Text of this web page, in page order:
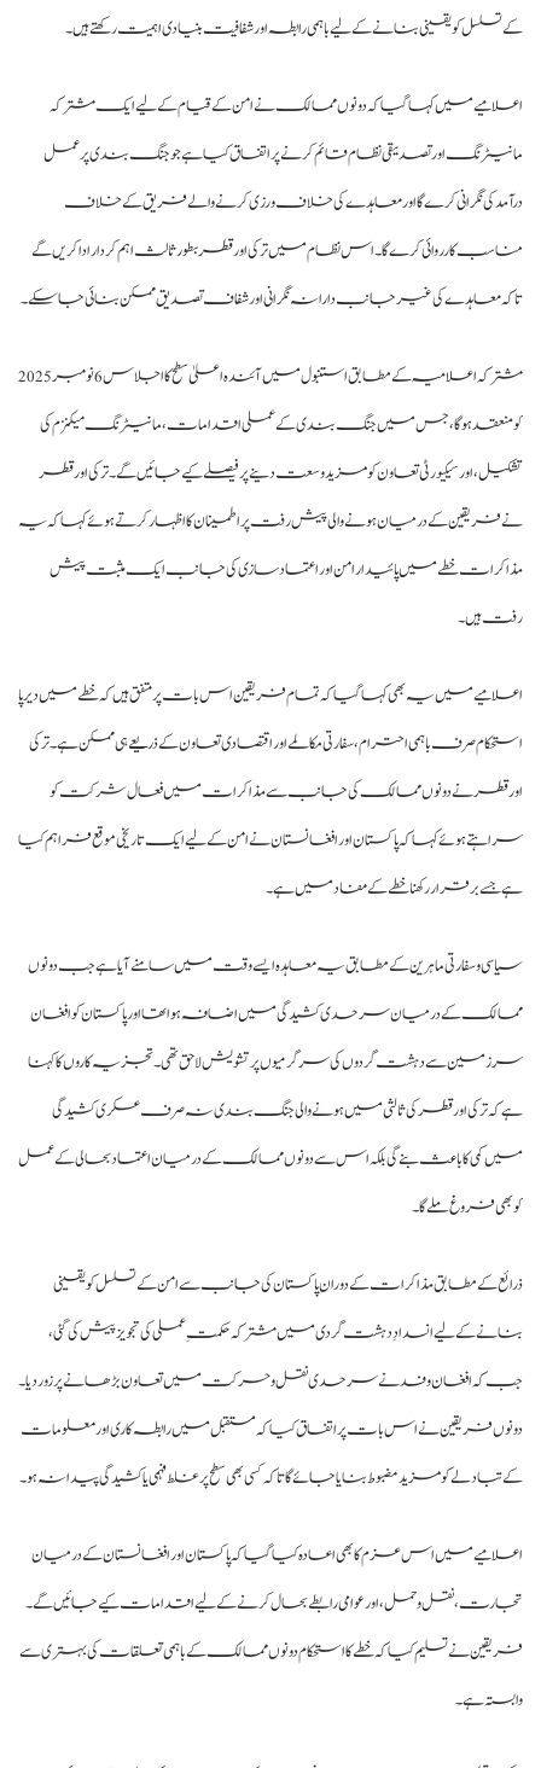
تسلسل کو یقینی بنانے کے لیے باہمی رابطہ اور شفافیت بنیادی اہمیت رکھتے ہیں۔
میں کہا گیا کہ دونوں ممالک نے امن کے قیام کے لیے ایک مشترکہ
اور تصدیقی نظام قائم کرنے پر اتفاق کیا ہے جو جنگ بندی پر عمل
کی نگرانی کرے گا اور معاہدے کی خلاف ورزی کرنے والے فریق کے خلاف
کارروائی کرے گا۔ اس نظام میں ترکی اور قطر بطور ثالث اہم کردار ادا کریں گے
معاہدے کی غیر جانب دارانہ نگرانی اور شفاف تصدیق ممکن بنائی جا سکے۔
مشترکہ اعلامیہ کے مطابق استنبول میں آئندہ اعلیٰ سطح کا اجلاس 6 نومبر 2025
منعقد ہوگا، جس میں جنگ بندی کے عملی اقدامات، مانیٹرنگ میکنزم کی
اور سیکیورٹی تعاون کو مزید وسعت دینے پر فیصلے کیے جائیں گے۔ ترکی اور قطر
فریقین کے درمیان ہونے والی پیش رفت پر اطمینان کا اظہار کرتے ہوئے کہا کہ یہ
خطے میں پائیدار امن اور اعتماد سازی کی جانب ایک مثبت پیش
ہیں۔
میں یہ بھی کہا گیا کہ تمام فریقین اس بات پر متفق ہیں کہ خطے میں دیرپا
صرف باہمی احترام، سفارتی مکالمے اور اقتصادی تعاون کے ذریعے ہی ممکن ہے۔ ترکی
قطر نے دونوں ممالک کی جانب سے مذاکرات میں فعال شرکت کو
ہوئے کہا کہ پاکستان اور افغانستان نے امن کے لیے ایک تاریخی موقع فراہم کیا
جسے برقرار رکھنا خطے کے مفاد میں ہے۔
و سفارتی ماہرین کے مطابق یہ معاہدہ ایسے وقت میں سامنے آیا ہے جب دونوں
کے درمیان سرحدی کشیدگی میں اضافہ ہوا تھا اور پاکستان کو افغان
سے دہشت گردوں کی سرگرمیوں پر تشویش لاحق تھی۔ تجزیہ کاروں کا کہنا
کہ ترکی اور قطر کی ثالثی میں ہونے والی جنگ بندی نہ صرف عسکری کشیدگی
کمی کا باعث بنے گی بلکہ اس سے دونوں ممالک کے درمیان اعتماد بحالی کے عمل
بھی فروغ ملے گا۔
کے مطابق مذاکرات کے دوران پاکستان کی جانب سے امن کے تسلسل کو یقینی
کے لیے انسدادِ دہشت گردی میں مشترکہ حکمتِ عملی کی تجویز پیش کی گئی،
کہ افغان وفد نے سرحدی نقل و حرکت میں تعاون بڑھانے پر زور دیا۔
فریقین نے اس بات پر اتفاق کیا کہ مستقبل میں رابطہ کاری اور معلومات
تبادلے کو مزید مضبوط بنایا جائے گا تاکہ کسی بھی سطح پر غلط فہمی یا کشیدگی پیدا نہ ہو۔
میں اس عزم کا بھی اعادہ کیا گیا کہ پاکستان اور افغانستان کے درمیان
نقل و حمل، اور عوامی رابطے بحال کرنے کے لیے اقدامات کیے جائیں گے۔
نے تسلیم کیا کہ خطے کا استحکام دونوں ممالک کے باہمی تعلقات کی بہتری سے
ہے۔